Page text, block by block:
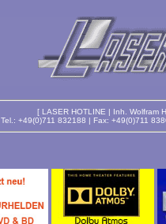
[ LASER HOTLINE | Inh. Wolfram
Tel.: +49(0)711 832188 | Fax: +49(0)711